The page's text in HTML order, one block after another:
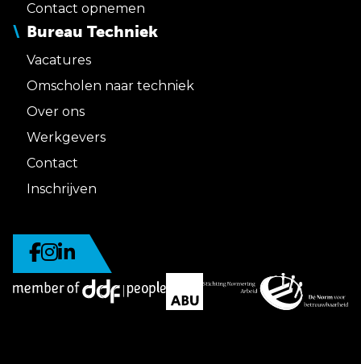
Contact opnemen
Bureau Techniek
Vacatures
Omscholen naar techniek
Over ons
Werkgevers
Contact
Inschrijven